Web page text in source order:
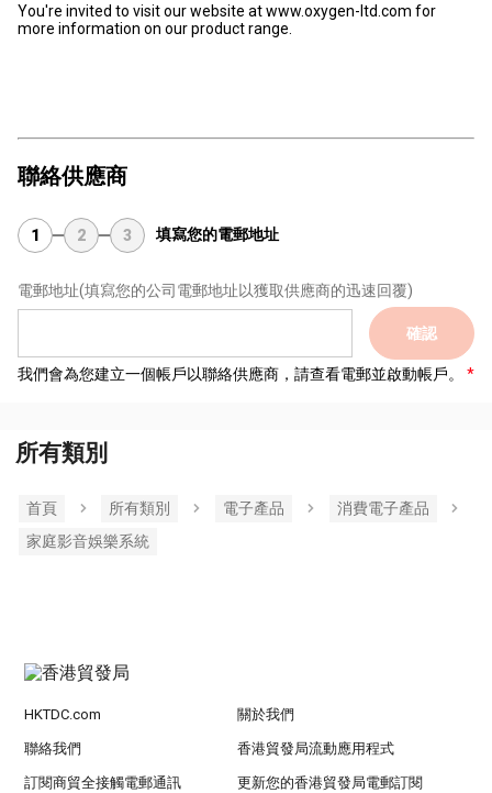
You're invited to visit our website at www.oxygen-ltd.com for
more information on our product range.
聯絡供應商
1 2 3 填寫您的電郵地址
電郵地址(填寫您的公司電郵地址以獲取供應商的迅速回覆)
確認
我們會為您建立一個帳戶以聯絡供應商，請查看電郵並啟動帳戶。
所有類別
首頁 所有類別 電子產品
消費電子產品
家庭影音娛樂系統
HKTDC.com 關於我們
聯絡我們 香港貿發局流動應用程式
訂閱商貿全接觸電郵通訊 更新您的香港貿發局電郵訂閱